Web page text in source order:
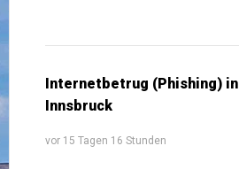
Internetbetrug (Phishing) in
Innsbruck
vor 15 Tagen 16 Stunden